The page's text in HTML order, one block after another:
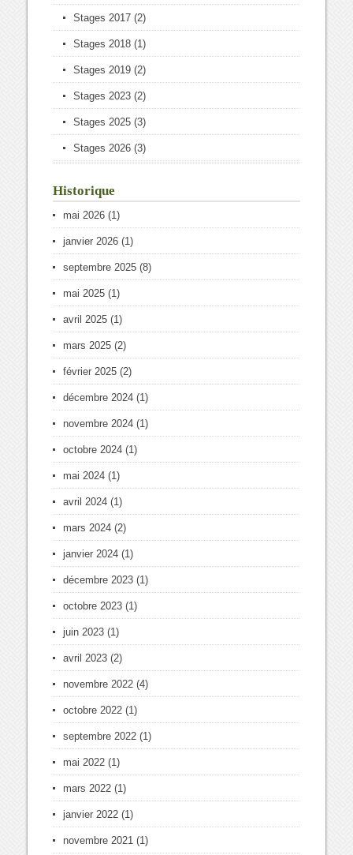
Stages 2017 (2)
Stages 2018 (1)
Stages 2019 (2)
Stages 2023 (2)
Stages 2025 (3)
Stages 2026 (3)
Historique
mai 2026 (1)
janvier 2026 (1)
septembre 2025 (8)
mai 2025 (1)
avril 2025 (1)
mars 2025 (2)
février 2025 (2)
décembre 2024 (1)
novembre 2024 (1)
octobre 2024 (1)
mai 2024 (1)
avril 2024 (1)
mars 2024 (2)
janvier 2024 (1)
décembre 2023 (1)
octobre 2023 (1)
juin 2023 (1)
avril 2023 (2)
novembre 2022 (4)
octobre 2022 (1)
septembre 2022 (1)
mai 2022 (1)
mars 2022 (1)
janvier 2022 (1)
novembre 2021 (1)